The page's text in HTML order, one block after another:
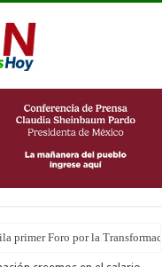
primer Foro por la